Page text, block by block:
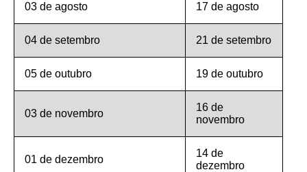
03 de agosto 17 de agosto
04 de setembro 21 de setembro
05 de outubro 19 de outubro
03 de novembro
16 de
novembro
01 de dezembro
14 de
dezembro